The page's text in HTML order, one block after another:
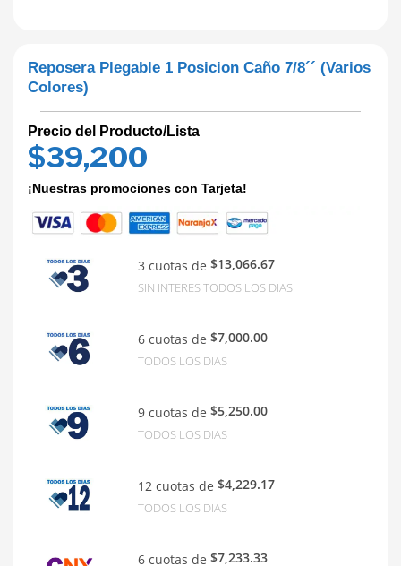
Reposera Plegable 1 Posicion Caño 7/8´´ (Varios
Colores)
Precio del Producto/Lista
$39,200
¡Nuestras promociones con Tarjeta!
3 cuotas de $13,066.67
SIN INTERES TODOS LOS DIAS
6 cuotas de $7,000.00
TODOS LOS DIAS
9 cuotas de $5,250.00
TODOS LOS DIAS
12 cuotas de $4,229.17
TODOS LOS DIAS
6 cuotas de $7,233.33